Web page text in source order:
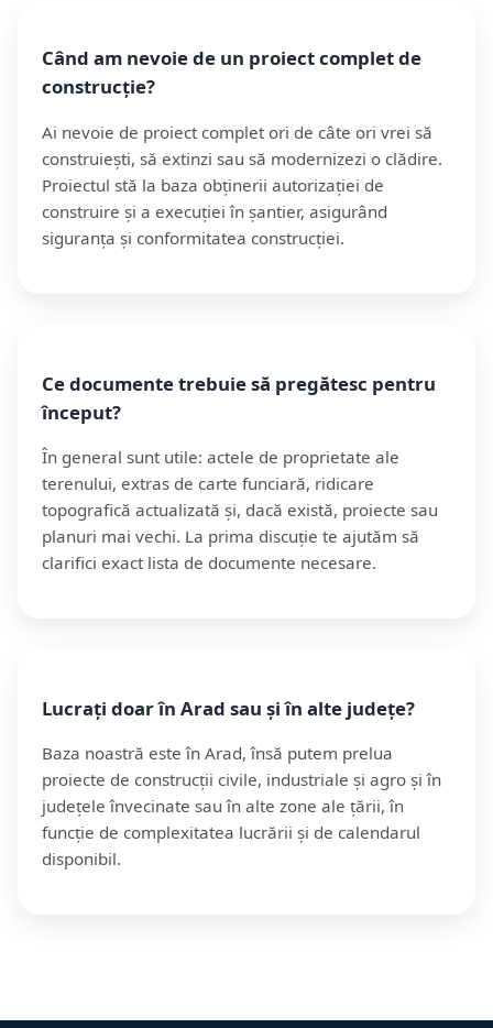
Când am nevoie de un proiect complet de
construcție?
Ai nevoie de proiect complet ori de câte ori vrei să
construiești, să extinzi sau să modernizezi o clădire.
Proiectul stă la baza obținerii autorizației de
construire și a execuției în șantier, asigurând
siguranța și conformitatea construcției.
Ce documente trebuie să pregătesc pentru
început?
În general sunt utile: actele de proprietate ale
terenului, extras de carte funciară, ridicare
topografică actualizată și, dacă există, proiecte sau
planuri mai vechi. La prima discuție te ajutăm să
clarifici exact lista de documente necesare.
Lucrați doar în Arad sau și în alte județe?
Baza noastră este în Arad, însă putem prelua
proiecte de construcții civile, industriale și agro și în
județele învecinate sau în alte zone ale țării, în
funcție de complexitatea lucrării și de calendarul
disponibil.